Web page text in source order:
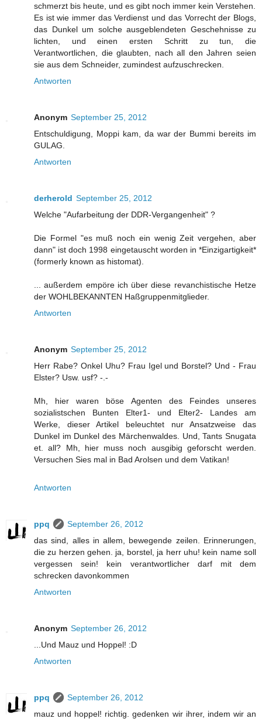
schmerzt bis heute, und es gibt noch immer kein Verstehen.
Es ist wie immer das Verdienst und das Vorrecht der Blogs,
das Dunkel um solche ausgeblendeten Geschehnisse zu
lichten, und einen ersten Schritt zu tun, die
Verantwortlichen, die glaubten, nach all den Jahren seien
sie aus dem Schneider, zumindest aufzuschrecken.
Antworten
Anonym September 25, 2012
Entschuldigung, Moppi kam, da war der Bummi bereits im
GULAG.
Antworten
derherold September 25, 2012
Welche "Aufarbeitung der DDR-Vergangenheit" ?
Die Formel "es muß noch ein wenig Zeit vergehen, aber
dann" ist doch 1998 eingetauscht worden in *Einzigartigkeit*
(formerly known as histomat).
... außerdem empöre ich über diese revanchistische Hetze
der WOHLBEKANNTEN Haßgruppenmitglieder.
Antworten
Anonym September 25, 2012
Herr Rabe? Onkel Uhu? Frau Igel und Borstel? Und - Frau
Elster? Usw. usf? -.-
Mh, hier waren böse Agenten des Feindes unseres
sozialistschen Bunten Elter1- und Elter2- Landes am
Werke, dieser Artikel beleuchtet nur Ansatzweise das
Dunkel im Dunkel des Märchenwaldes. Und, Tants Snugata
et. all? Mh, hier muss noch ausgibig geforscht werden.
Versuchen Sies mal in Bad Arolsen und dem Vatikan!
Antworten
ppq
September 26, 2012
das sind, alles in allem, bewegende zeilen. Erinnerungen,
die zu herzen gehen. ja, borstel, ja herr uhu! kein name soll
vergessen sein! kein verantwortlicher darf mit dem
schrecken davonkommen
Antworten
Anonym September 26, 2012
...Und Mauz und Hoppel! :D
Antworten
ppq
September 26, 2012
mauz und hoppel! richtig. gedenken wir ihrer, indem wir an